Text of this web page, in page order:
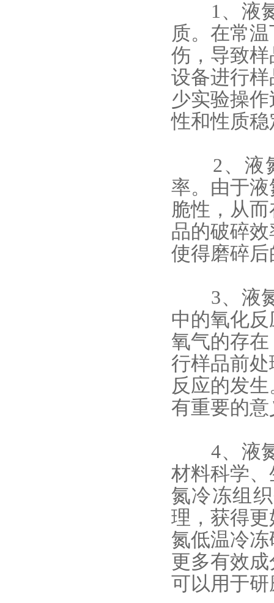
1、液氮
质。在常
伤，导致
设备进行
少实验操
性和性质
2、液氮
率。由于
脆性，从
品的破碎
使得磨碎
3、液氮
中的氧化
氧气的存
行样品前
反应的发
有重要的意
4、 液
材料科学
氮冷冻组
理，获得
氮低温冷
更多有效
可以用于